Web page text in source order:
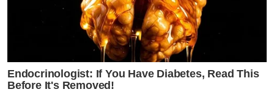
Endocrinologist: If You Have Diabetes, Read This
Before It's Removed!